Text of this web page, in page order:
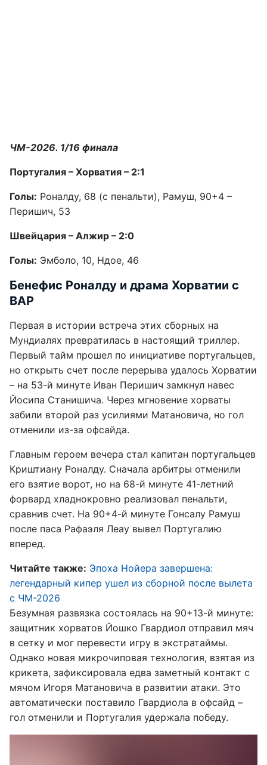
ЧМ-2026. 1/16 финала
Португалия – Хорватия – 2:1
Голы: Роналду, 68 (с пенальти), Рамуш, 90+4 –
Перишич, 53
Швейцария – Алжир – 2:0
Голы: Эмболо, 10, Ндое, 46
Бенефис Роналду и драма Хорватии с
ВАР
Первая в истории встреча этих сборных на
Мундиалях превратилась в настоящий триллер.
Первый тайм прошел по инициативе португальцев,
но открыть счет после перерыва удалось Хорватии
– на 53-й минуте Иван Перишич замкнул навес
Йосипа Станишича. Через мгновение хорваты
забили второй раз усилиями Матановича, но гол
отменили из-за офсайда.
Главным героем вечера стал капитан португальцев
Криштиану Роналду. Сначала арбитры отменили
его взятие ворот, но на 68-й минуте 41-летний
форвард хладнокровно реализовал пенальти,
сравнив счет. На 90+4-й минуте Гонсалу Рамуш
после паса Рафаэля Леау вывел Португалию
вперед.
Читайте также: Эпоха Нойера завершена:
легендарный кипер ушел из сборной после вылета
с ЧМ-2026
Безумная развязка состоялась на 90+13-й минуте:
защитник хорватов Йошко Гвардиол отправил мяч
в сетку и мог перевести игру в экстратаймы.
Однако новая микрочиповая технология, взятая из
крикета, зафиксировала едва заметный контакт с
мячом Игоря Матановича в развитии атаки. Это
автоматически поставило Гвардиола в офсайд –
гол отменили и Португалия удержала победу.